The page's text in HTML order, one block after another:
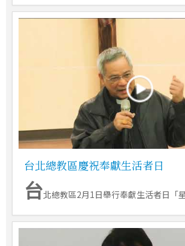
台北總教區慶祝奉獻生活者日
台北總教區2月1日舉行奉獻生活者日「